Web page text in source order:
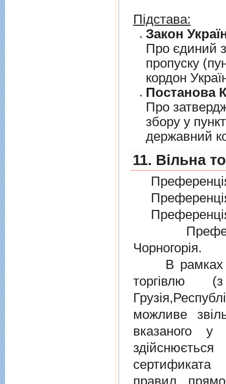
Підстава:
Закон
Про єдиний
пропуску
кордон
Постанова
Про
збору у
державний
11. Вільна
Чорногорія.
В рамках
торгiвлю
можливе
вказаного у